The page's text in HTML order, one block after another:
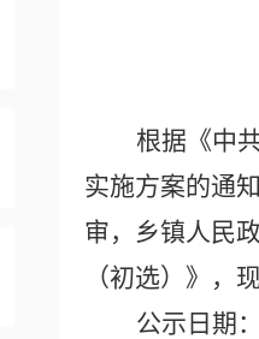
根据《中
实施方案的通知
审，乡镇人民
（初选）》 ，
公示日期：